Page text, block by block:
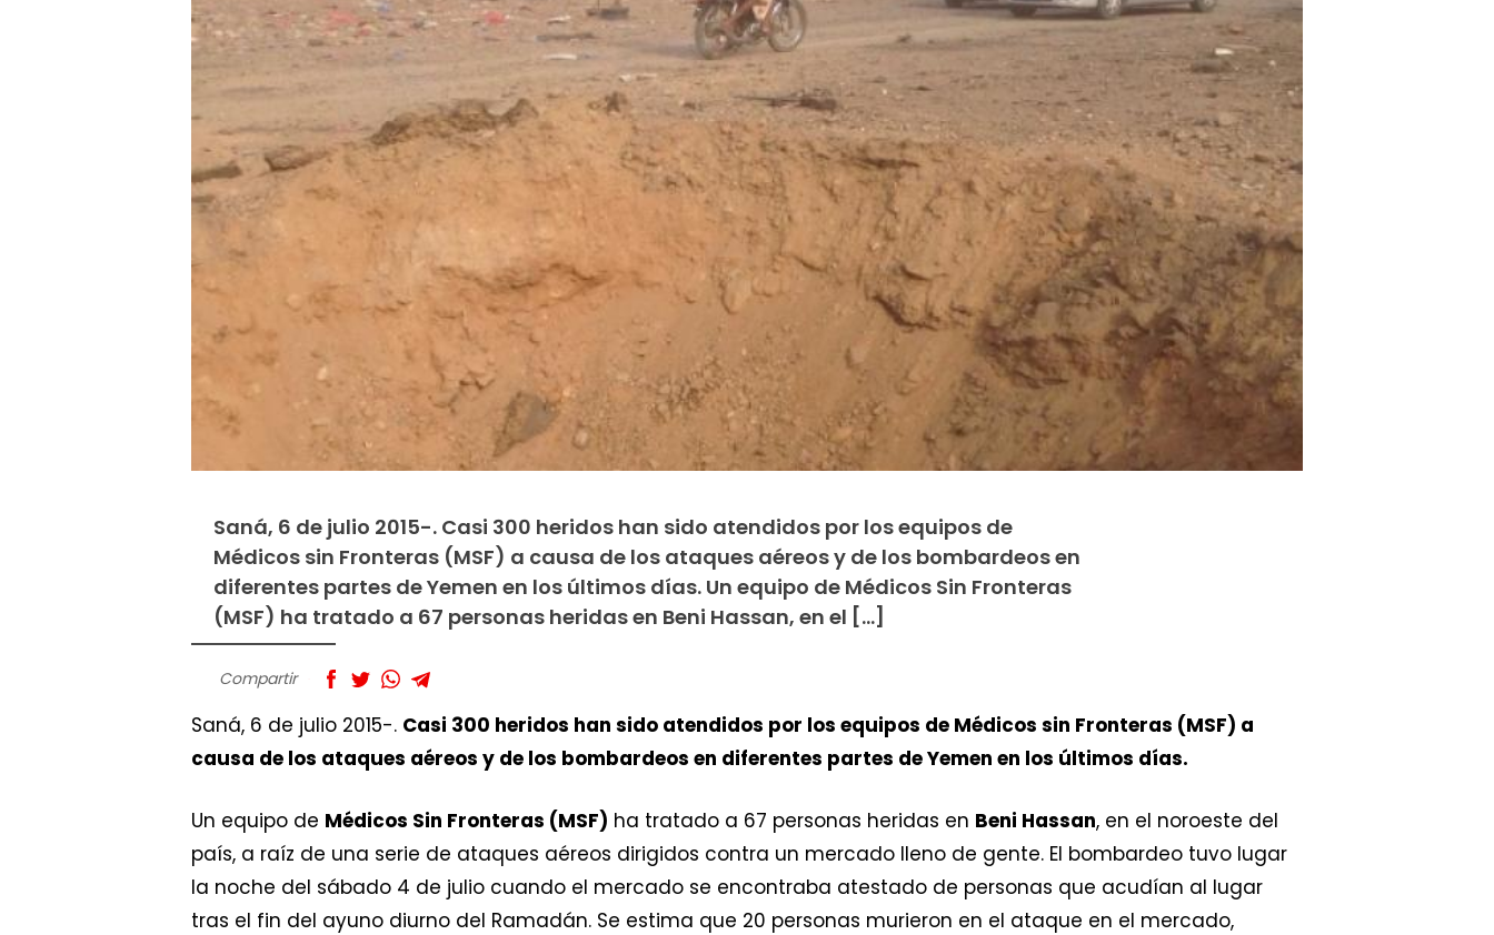
Saná, 6 de julio 2015-. Casi 300 heridos han sido atendidos por los equipos de
Médicos sin Fronteras (MSF) a causa de los ataques aéreos y de los bombardeos en
diferentes partes de Yemen en los últimos días. Un equipo de Médicos Sin Fronteras
(MSF) ha tratado a 67 personas heridas en Beni Hassan, en el […]
Compartir
Saná, 6 de julio 2015-. Casi 300 heridos han sido atendidos por los equipos de Médicos sin Fronteras (MSF) a
causa de los ataques aéreos y de los bombardeos en diferentes partes de Yemen en los últimos días.
Un equipo de Médicos Sin Fronteras (MSF) ha tratado a 67 personas heridas en Beni Hassan, en el noroeste del
país, a raíz de una serie de ataques aéreos dirigidos contra un mercado lleno de gente. El bombardeo tuvo lugar
la noche del sábado 4 de julio cuando el mercado se encontraba atestado de personas que acudían al lugar
tras el fin del ayuno diurno del Ramadán. Se estima que 20 personas murieron en el ataque en el mercado,